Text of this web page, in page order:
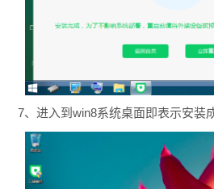
7、进入到win8系统桌面即表示安装